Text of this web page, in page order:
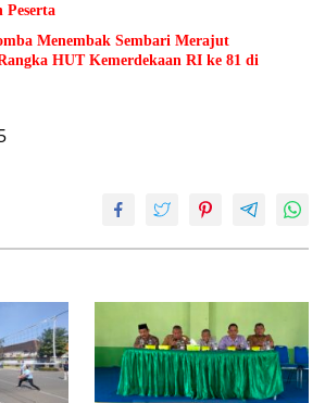
Menembak Sembari Merajut
HUT Kemerdekaan RI ke 81 di